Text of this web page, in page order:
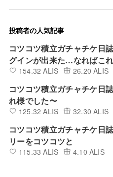
投稿者の人気記事
コツコツ積立ガチャチケ日
グインが出来た…なればこ
り！引きます今こそ！
154.32 ALIS 26.20 ALIS
コツコツ積立ガチャチケ日
れ様でした〜
125.32 ALIS 32.30 ALIS
コツコツ積立ガチャチケ日
リーをコツコツと
115.33 ALIS 4.10 ALIS